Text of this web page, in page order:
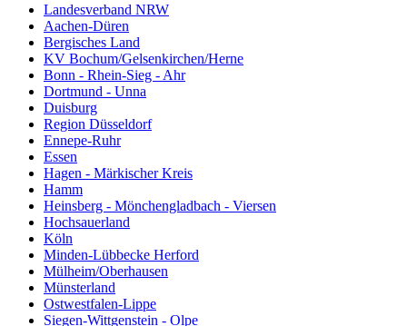
Landesverband NRW
Aachen-Düren
Bergisches Land
KV Bochum/Gelsenkirchen/Herne
Bonn - Rhein-Sieg - Ahr
Dortmund - Unna
Duisburg
Region Düsseldorf
Ennepe-Ruhr
Essen
Hagen - Märkischer Kreis
Hamm
Heinsberg - Mönchengladbach - Viersen
Hochsauerland
Köln
Minden-Lübbecke Herford
Mülheim/Oberhausen
Münsterland
Ostwestfalen-Lippe
Siegen-Wittgenstein - Olpe